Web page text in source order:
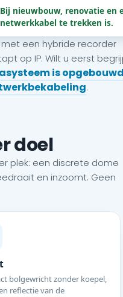
Bij nieuwbouw, renovatie en
netwerkkabel te trekken is.
een hybride recorder
op IP. Wilt u eerst
is opgebouwd
.
doel
plek: een discrete dome
en inzoomt. Geen
bolgewricht zonder koepel,
reflectie van de